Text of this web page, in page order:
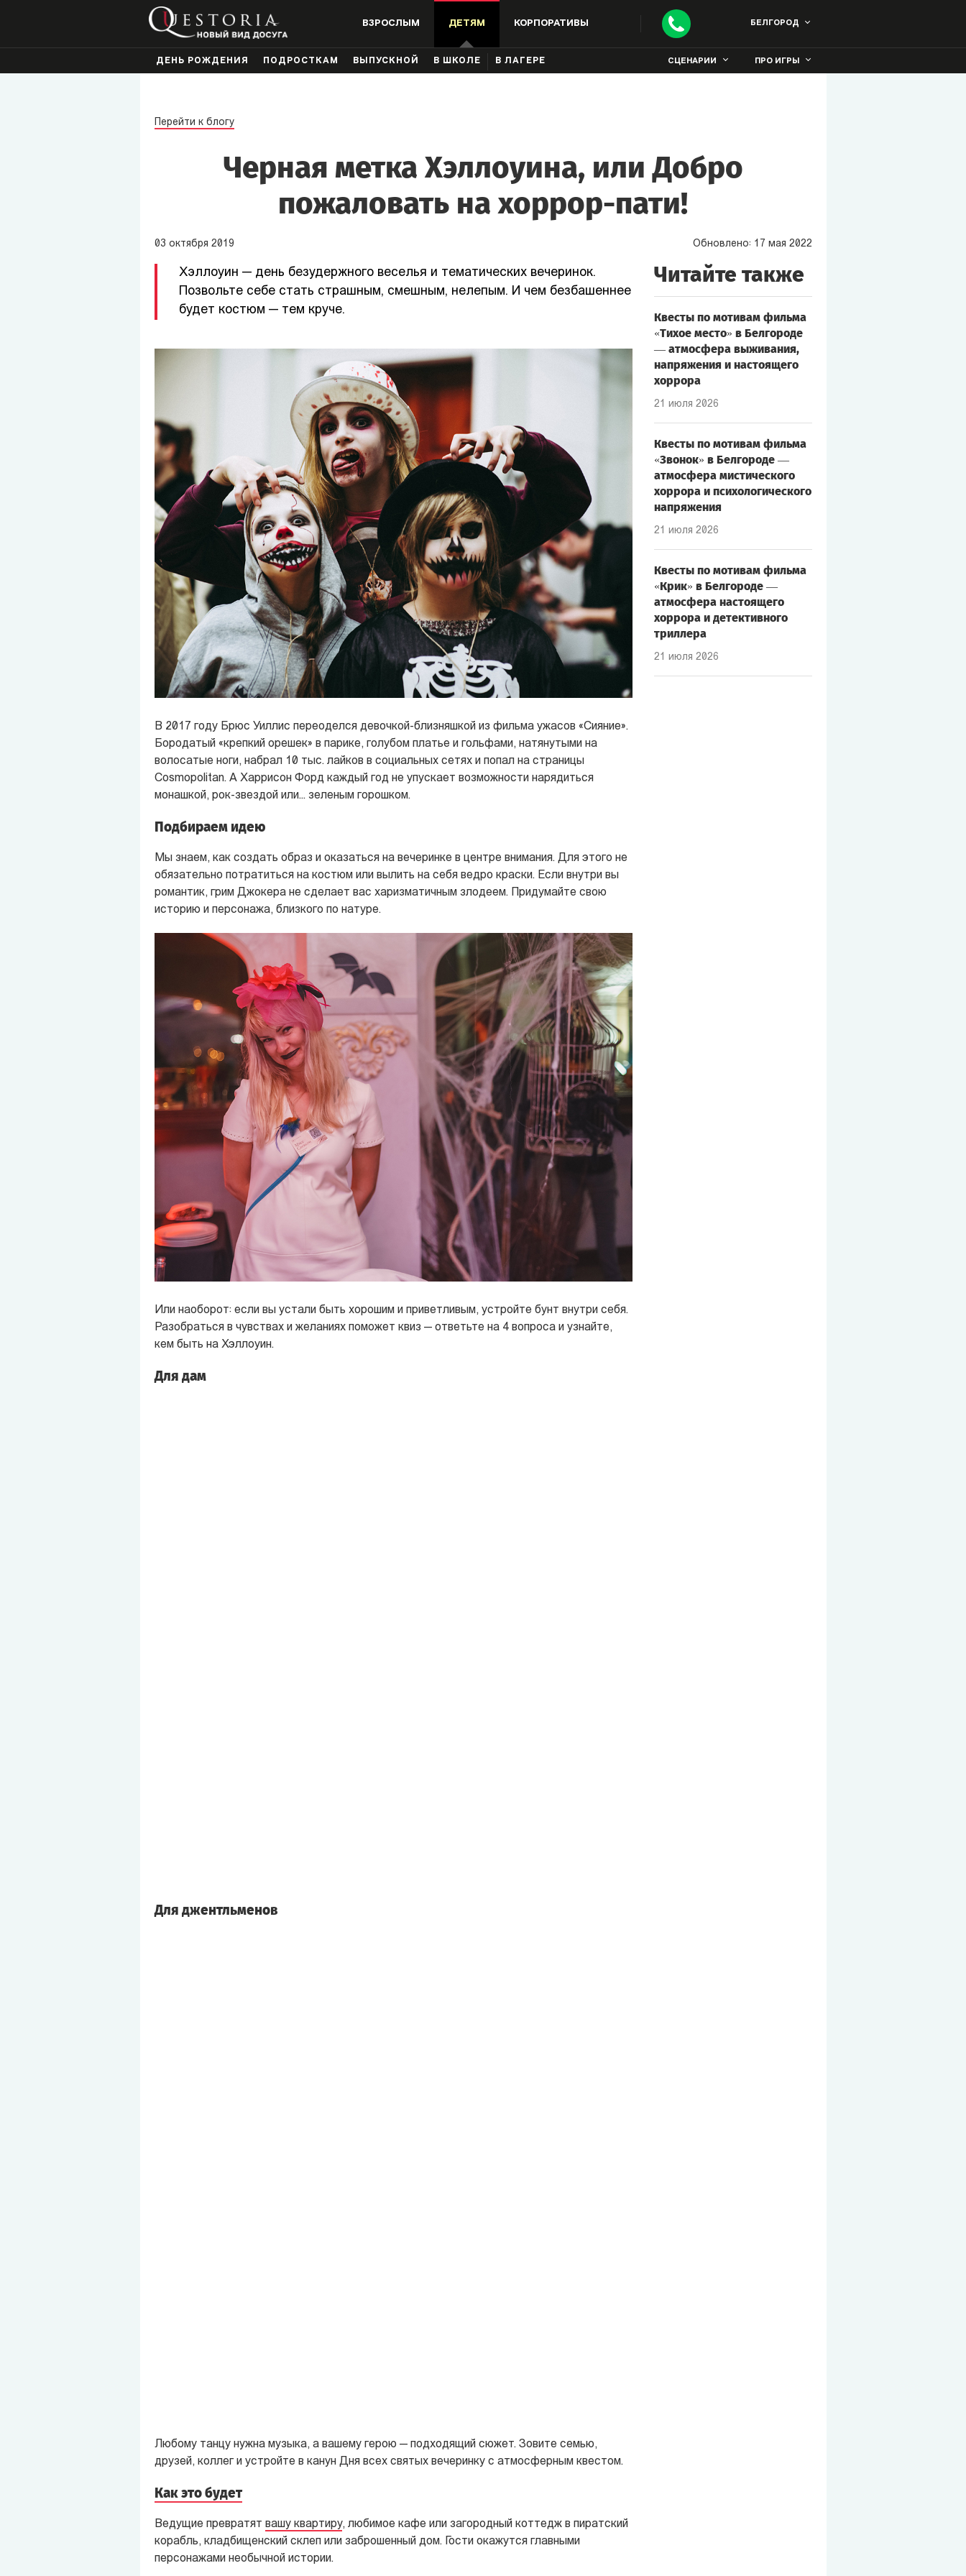
ВЗРОСЛЫМ ДЕТЯМ КОРПОРАТИВЫ БЕЛГОРОД
ДЕНЬ РОЖДЕНИЯ ПОДРОСТКАМ ВЫПУСКНОЙ В ШКОЛЕ В ЛАГЕРЕ СЦЕНАРИИ ПРО ИГРЫ
Перейти к блогу
Черная метка Хэллоуина, или Добро
пожаловать на хоррор-пати!
03 октября 2019 Обновлено: 17 мая 2022
Хэллоуин — день безудержного веселья и тематических вечеринок.
Позвольте себе стать страшным, смешным, нелепым. И чем безбашеннее
будет костюм — тем круче.
В 2017 году Брюс Уиллис переоделся девочкой-близняшкой из фильма ужасов «Сияние».
Бородатый «крепкий орешек» в парике, голубом платье и гольфами, натянутыми на
волосатые ноги, набрал 10 тыс. лайков в социальных сетях и попал на страницы
Cosmopolitan. А Харрисон Форд каждый год не упускает возможности нарядиться
монашкой, рок-звездой или... зеленым горошком.
Подбираем идею
Мы знаем, как создать образ и оказаться на вечеринке в центре внимания. Для этого не
обязательно потратиться на костюм или вылить на себя ведро краски. Если внутри вы
романтик, грим Джокера не сделает вас харизматичным злодеем. Придумайте свою
историю и персонажа, близкого по натуре.
Или наоборот: если вы устали быть хорошим и приветливым, устройте бунт внутри себя.
Разобраться в чувствах и желаниях поможет квиз — ответьте на 4 вопроса и узнайте,
кем быть на Хэллоуин.
Для дам
Для джентльменов
Любому танцу нужна музыка, а вашему герою — подходящий сюжет. Зовите семью,
друзей, коллег и устройте в канун Дня всех святых вечеринку с атмосферным квестом.
Как это будет
Ведущие превратят вашу квартиру, любимое кафе или загородный коттедж в пиратский
корабль, кладбищенский склеп или заброшенный дом. Гости окажутся главными
персонажами необычной истории.
Читайте также
Квесты по мотивам фильма
«Тихое место» в Белгороде
— атмосфера выживания,
напряжения и настоящего
хоррора
21 июля 2026
Квесты по мотивам фильма
«Звонок» в Белгороде —
атмосфера мистического
хоррора и психологического
напряжения
21 июля 2026
Квесты по мотивам фильма
«Крик» в Белгороде —
атмосфера настоящего
хоррора и детективного
триллера
21 июля 2026